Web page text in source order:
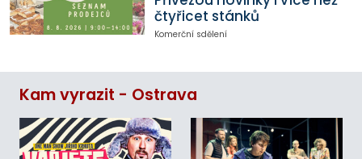
čtyřicet stánků
Komerční sdělení
Kam vyrazit - Ostrava